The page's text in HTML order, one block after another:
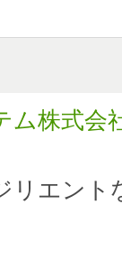
ム株式会
リエント